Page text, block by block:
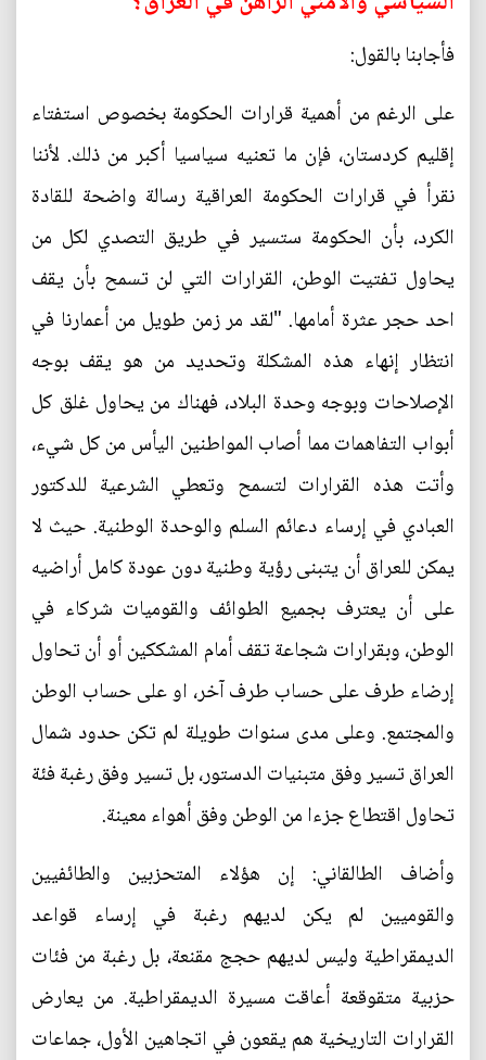
فأجابنا بالقول:
على الرغم من أهمية قرارات الحكومة بخصوص استفتاء
إقليم كردستان، فإن ما تعنيه سياسيا أكبر من ذلك. لأننا
نقرأ في قرارات الحكومة العراقية رسالة واضحة للقادة
الكرد، بأن الحكومة ستسير في طريق التصدي لكل من
يحاول تفتيت الوطن، القرارات التي لن تسمح بأن يقف
احد حجر عثرة أمامها. "لقد مر زمن طويل من أعمارنا في
انتظار إنهاء هذه المشكلة وتحديد من هو يقف بوجه
الإصلاحات وبوجه وحدة البلاد، فهناك من يحاول غلق كل
أبواب التفاهمات مما أصاب المواطنين اليأس من كل شيء،
وأتت هذه القرارات لتسمح وتعطي الشرعية للدكتور
العبادي في إرساء دعائم السلم والوحدة الوطنية. حيث لا
يمكن للعراق أن يتبنى رؤية وطنية دون عودة كامل أراضيه
على أن يعترف بجميع الطوائف والقوميات شركاء في
الوطن، وبقرارات شجاعة تقف أمام المشككين أو أن تحاول
إرضاء طرف على حساب طرف آخر، او على حساب الوطن
والمجتمع. وعلى مدى سنوات طويلة لم تكن حدود شمال
العراق تسير وفق متبنيات الدستور، بل تسير وفق رغبة فئة
تحاول اقتطاع جزءا من الوطن وفق أهواء معينة.
وأضاف الطالقاني: إن هؤلاء المتحزبين والطائفيين
والقوميين لم يكن لديهم رغبة في إرساء قواعد
الديمقراطية وليس لديهم حجج مقنعة، بل رغبة من فئات
حزبية متقوقعة أعاقت مسيرة الديمقراطية. من يعارض
القرارات التاريخية هم يقعون في اتجاهين الأول، جماعات